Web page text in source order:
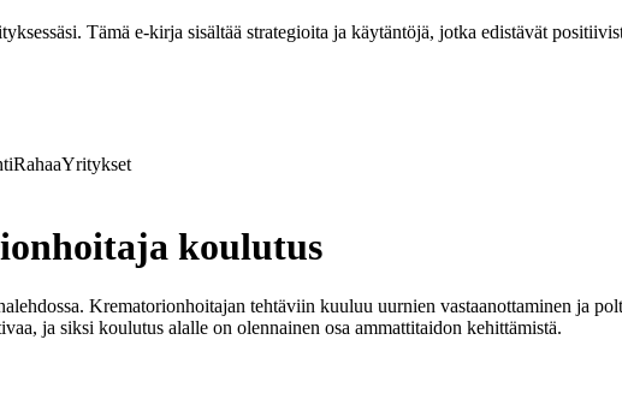
Tämä e-kirja sisältää strategioita ja käytäntöjä, jotka edistävät
RahaaYritykset
koulutus
Krematorionhoitajan tehtäviin kuuluu uurnien vastaanottaminen ja
ja siksi koulutus alalle on olennainen osa ammattitaidon kehittämistä.